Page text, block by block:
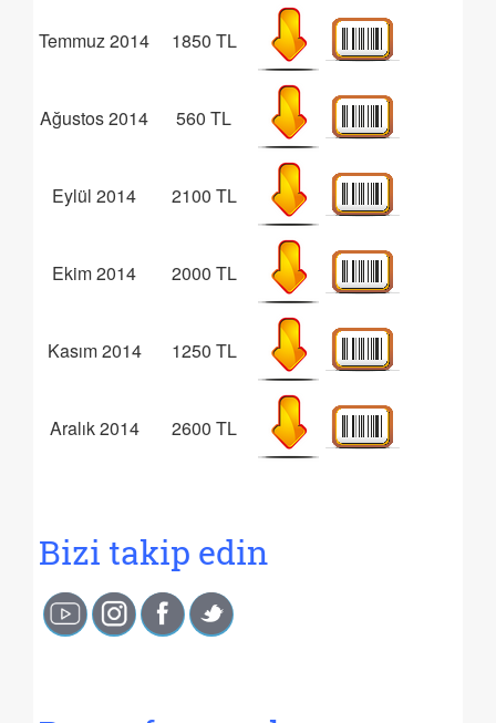
Temmuz 2014 1850 TL
Ağustos 2014 560 TL
Eylül 2014 2100 TL
Ekim 2014 2000 TL
Kasım 2014 1250 TL
Aralık 2014 2600 TL
Bizi takip edin